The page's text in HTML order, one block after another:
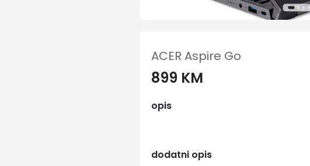
ACER Aspire Go
899 KM
opis
dodatni opis